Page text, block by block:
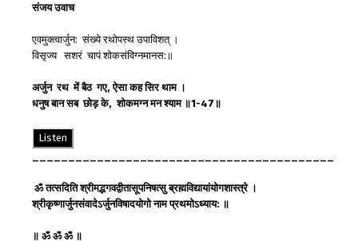
संजय उवाच
एवमुक्त्वार्जुन: संख्ये रथोपस्थ उपाविशत् ।
विसृज्य सशरं चापं शोकसंविग्नमानस:॥
अर्जुन रथ में बैठ गए,ऐसा कह सिर थाम ।
धनुष बान सब छोड़ के,शोकमग्न मन श्याम ॥1-47 ॥
Listen
ॐ तत्सदिति श्रीमद्भगवद्वीतासूपनिषत्सु ब्रह्मविद्यायांयोगशास्त्रे ।
श्रीकृष्णार्जुनसंवादेऽर्जुनविषादयोगो नाम प्रथमोऽध्याय: ॥
॥ ॐ ॐ ॐ ॥